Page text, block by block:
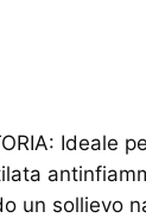
un sollievo